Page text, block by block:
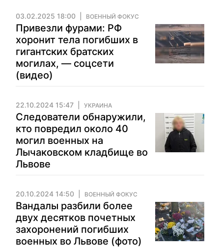
03.02.2025 18:00 ВОЕННЫЙ ФОКУС
Привезли фурами: РФ
хоронит тела погибших в
гигантских братских
могилах, — соцсети
(видео)
22.10.2024 15:47 УКРАИНА
Следователи обнаружили,
кто повредил около 40
могил военных на
Лычаковском кладбище во
Львове
20.10.2024 14:50 ВОЕННЫЙ ФОКУС
Вандалы разбили более
двух десятков почетных
захоронений погибших
военных во Львове (фото)